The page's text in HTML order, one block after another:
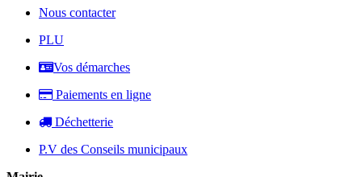
Nous contacter
PLU
Vos démarches
Paiements en ligne
Déchetterie
P.V des Conseils municipaux